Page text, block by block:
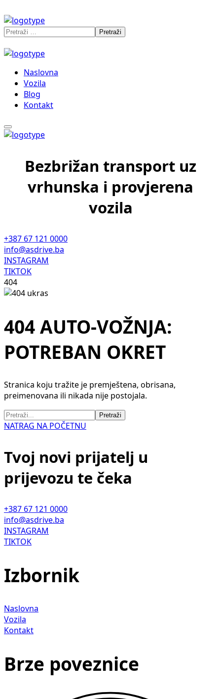
Naslovna
Vozila
Blog
Kontakt
Bezbrižan transport uz
vrhunska i provjerena
vozila
+387 67 121 0000
info@asdrive.ba
INSTAGRAM
TIKTOK
404
404 AUTO-VOŽNJA:
POTREBAN OKRET
Stranica koju tražite je premještena, obrisana,
preimenovana ili nikada nije postojala.
NATRAG NA POČETNU
Tvoj novi prijatelj u
prijevozu te čeka
+387 67 121 0000
info@asdrive.ba
INSTAGRAM
TIKTOK
Izbornik
Naslovna
Vozila
Kontakt
Brze poveznice